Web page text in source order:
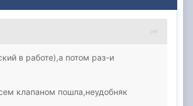
в работе),а потом раз-и
клапаном пошла,неудобняк